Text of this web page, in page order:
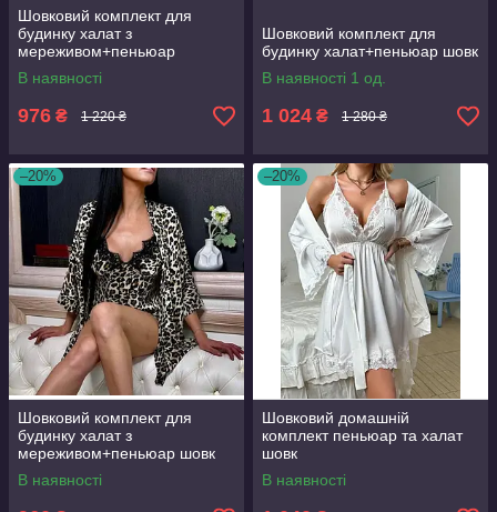
Шовковий комплект для
будинку халат з
мереживом+пеньюар
атлас,шовк
В наявності
976 ₴ 1 220 ₴
Шовковий комплект для
будинку халат+пеньюар шовк
В наявності 1 од.
1 024 ₴ 1 280 ₴
–20%
Шовковий комплект для
будинку халат з
мереживом+пеньюар шовк
В наявності
–20%
Шовковий домашній
комплект пеньюар та халат
шовк
В наявності